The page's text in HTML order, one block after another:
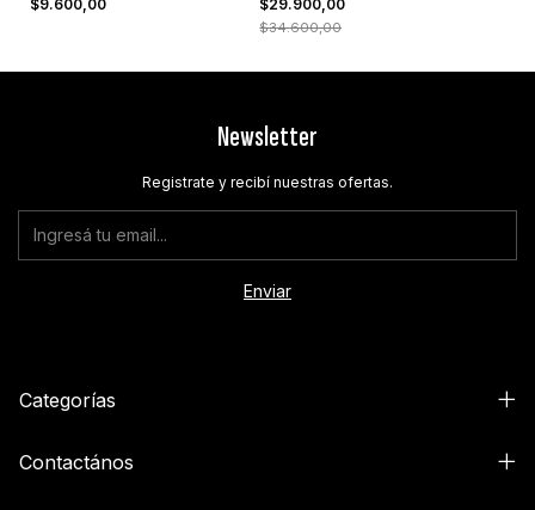
$9.600,00
$29.900,00
$34.600,00
Newsletter
Registrate y recibí nuestras ofertas.
Categorías
Contactános